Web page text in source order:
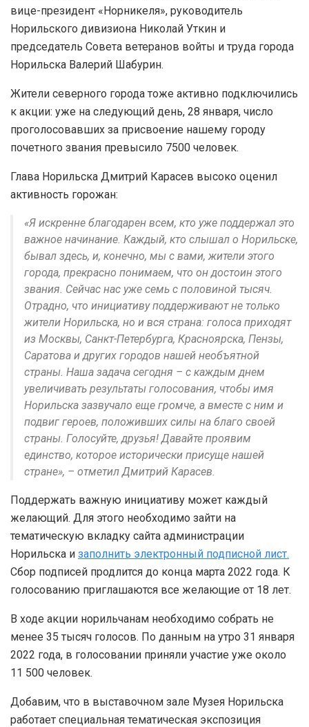
вице-президент «Норникеля», руководитель
Норильского дивизиона Николай Уткин и
председатель Совета ветеранов войты и труда города
Норильска Валерий Шабурин.
Жители северного города тоже активно подключились
к акции: уже на следующий день, 28 января, число
проголосовавших за присвоение нашему городу
почетного звания превысило 7500 человек.
Глава Норильска Дмитрий Карасев высоко оценил
активность горожан:
«Я искренне благодарен всем, кто уже поддержал это
важное начинание. Каждый, кто слышал о Норильске,
бывал здесь, и, конечно, мы с вами, жители этого
города, прекрасно понимаем, что он достоин этого
звания. Сейчас нас уже семь с половиной тысяч.
Отрадно, что инициативу поддерживают не только
жители Норильска, но и вся страна: голоса приходят
из Москвы, Санкт-Петербурга, Красноярска, Пензы,
Саратова и других городов нашей необъятной
страны. Наша задача сегодня – с каждым днем
увеличивать результаты голосования, чтобы имя
Норильска зазвучало еще громче, а вместе с ним и
подвиг героев, положивших силы на благо своей
страны. Голосуйте, друзья! Давайте проявим
единство, которое исторически присуще нашей
стране», – отметил Дмитрий Карасев.
Поддержать важную инициативу может каждый
желающий. Для этого необходимо зайти на
тематическую вкладку сайта администрации
Норильска и заполнить электронный подписной лист.
Сбор подписей продлится до конца марта 2022 года. К
голосованию приглашаются все желающие от 18 лет.
В ходе акции норильчанам необходимо собрать не
менее 35 тысяч голосов. По данным на утро 31 января
2022 года, в голосовании приняли участие уже около
11 500 человек.
Добавим, что в выставочном зале Музея Норильска
работает специальная тематическая экспозиция